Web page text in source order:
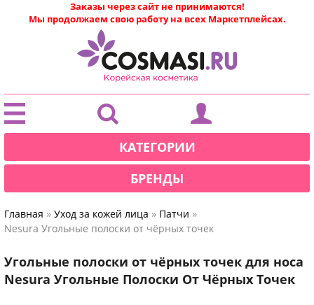
|
Заказы через сайт не принимаются!
Мы продолжаем свою работу на всех Маркетплейсах.
КАТЕГОРИИ
БРЕНДЫ
Главная » Уход за кожей лица » Патчи »
Nesura Угольные полоски от чёрных точек
Угольные полоски от чёрных точек для носа
Nesura Угольные Полоски От Чёрных Точек